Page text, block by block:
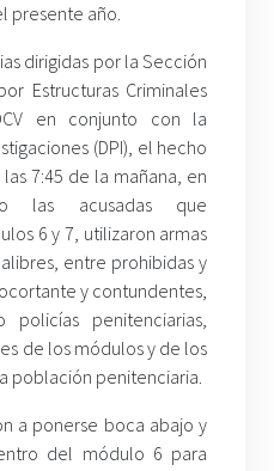
presente año.
dirigidas por la Sección
Estructuras Criminales
en conjunto con la
(DPI), el hecho
7:45 de la mañana, en
las acusadas que
6 y 7, utilizaron armas
entre prohibidas y
y contundentes,
penitenciarias,
de los módulos y de los
población penitenciaria.
a ponerse boca abajo y
del módulo 6 para